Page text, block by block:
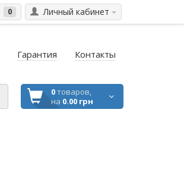
Личный кабинет
0
Гарантия Контакты
0товаров,
на 0.00 грн